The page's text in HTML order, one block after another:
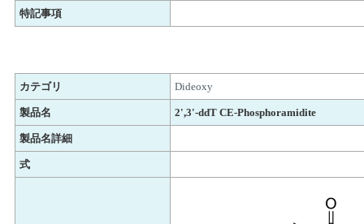
特記事項
カテゴリ Dideoxy
製品名 2',3'-ddT CE-Phosphoramidite
製品名詳細
式